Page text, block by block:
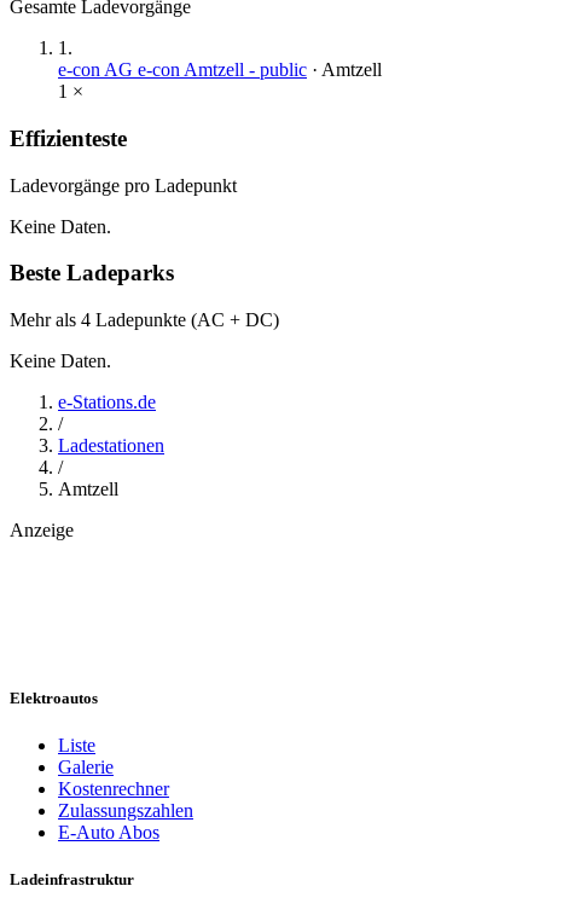
Gesamte Ladevorgänge
1 .
e-con AG e-con Amtzell - public · Amtzell
1 ×
Effizienteste
Ladevorgänge pro Ladepunkt
Keine Daten.
Beste Ladeparks
Mehr als 4 Ladepunkte (AC + DC)
Keine Daten.
e-Stations.de
/
Ladestationen
/
Amtzell
Anzeige
Elektroautos
Liste
Galerie
Kostenrechner
Zulassungszahlen
E-Auto Abos
Ladeinfrastruktur